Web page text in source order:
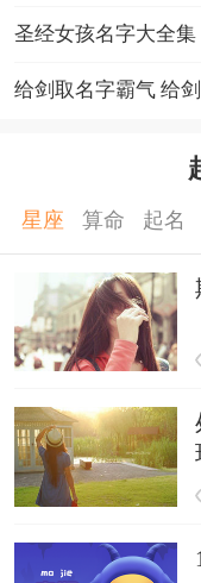
圣经女孩名字大全集
给剑取名字霸气 给
星座 算命 起名